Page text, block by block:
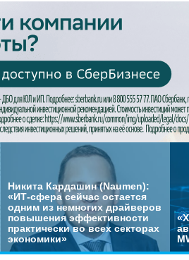
Никита Кардашин (Naumen):
«ИТ-сфера сейчас остается
одним из немногих драйверов
повышения эффективности
практически во всех секторах
экономики»